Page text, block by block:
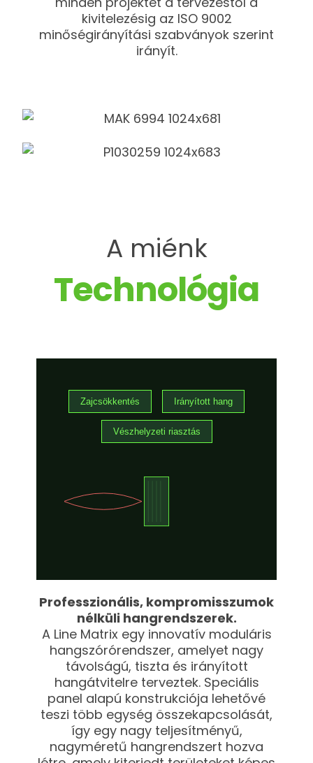
kivitelezésig az ISO 9002
minőségirányítási szabványok szerint
irányít.
A miénk
Technológia
Zajcsökkentés Irányított hang
Vészhelyzeti riasztás
Professzionális, kompromisszumok
nélküli hangrendszerek.
A Line Matrix egy innovatív moduláris
hangszórórendszer, amelyet nagy
távolságú, tiszta és irányított
hangátvitelre terveztek. Speciális
panel alapú konstrukciója lehetővé
teszi több egység összekapcsolását,
így egy nagy teljesítményű,
nagyméretű hangrendszert hozva